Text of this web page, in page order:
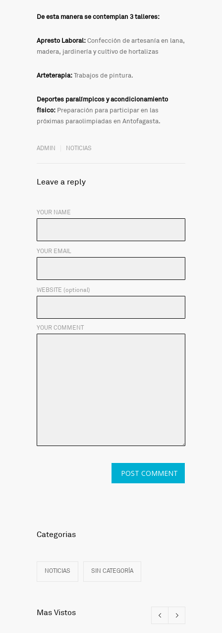
De esta manera se contemplan 3 talleres:
Apresto Laboral:Confección de artesanía en lana,
madera, jardinería y cultivo de hortalizas
Arteterapia:Trabajos de pintura.
Deportes paralímpicos y acondicionamiento
físico: Preparación para participar en las
próximas paraolimpiadas en Antofagasta.
ADMIN NOTICIAS
Leave a reply
YOUR NAME
YOUR EMAIL
WEBSITE (optional)
YOUR COMMENT
Categorias
NOTICIAS SIN CATEGORÍA
Mas Vistos